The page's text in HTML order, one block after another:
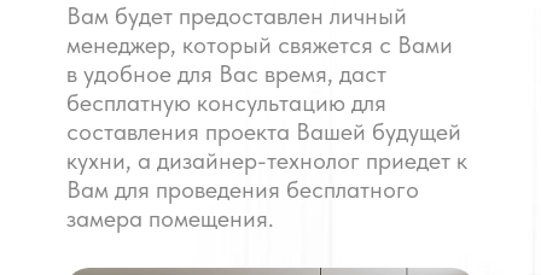
Вам будет предоставлен личный
менеджер, который свяжется с Вами
в удобное для Вас время, даст
бесплатную консультацию для
составления проекта Вашей будущей
кухни, а дизайнер-технолог приедет к
Вам для проведения бесплатного
замера помещения.